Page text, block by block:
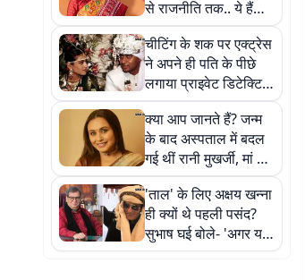
से राजनीति तक.. ये हैं
कंगना रनौत के 7 सबसे
बड़े विवाद
चीटिंग के शक पर एक्ट्रेस
ने अपने ही पति के पीछे
लगाया प्राइवेट डिटेक्टिव,
फिर जांच में खुलते गए कई
राज
क्या आप जानते हैं? जन्म
के बाद अस्पताल में बदल
गई थीं रानी मुखर्जी, मां की
सूझबूझ से मिलीं वापस
'ताल' के लिए अक्षय खन्ना
ही क्यों थे पहली पसंद?
सुभाष घई बोले- 'अगर यह
किरदार बनावटी होता तो